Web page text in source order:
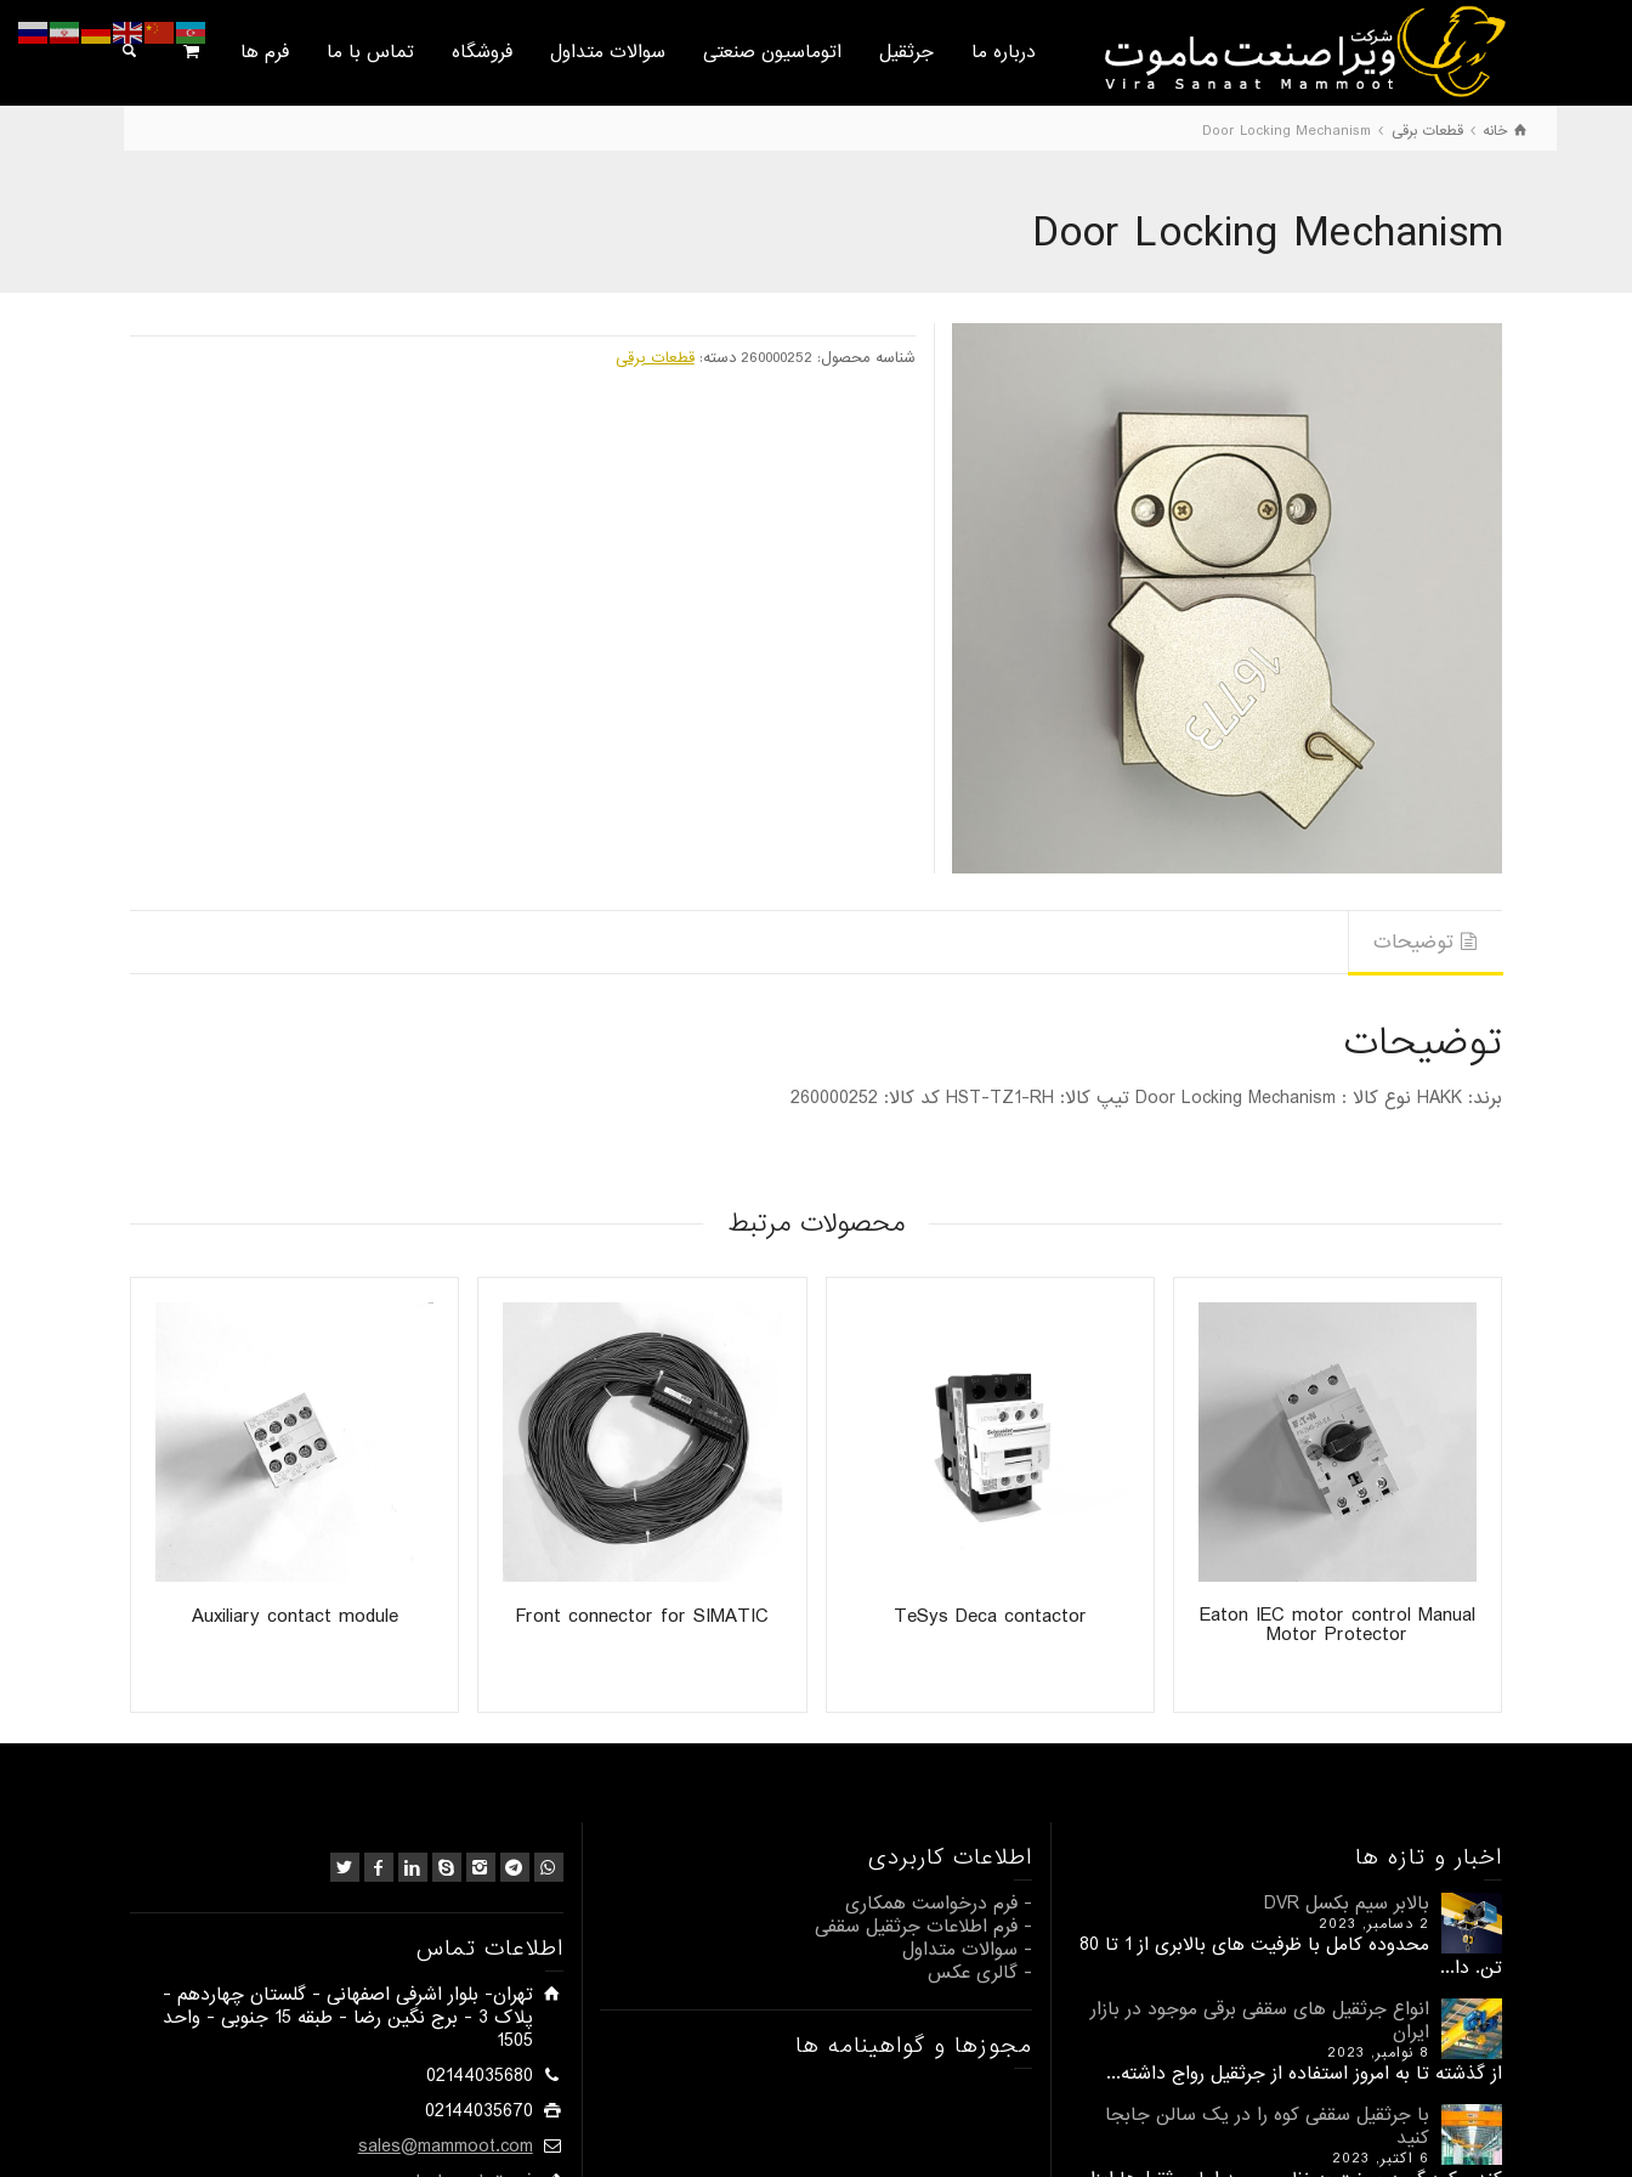
درباره ما جرثقیل اتوماسیون صنعتی سوالات متداول فروشگاه تماس با ما فرم ها
خانه قطعات برقی Door Locking Mechanism
Door Locking Mechanism
شناسه محصول: 260000252 دسته:قطعات برقی
توضیحات
توضیحات
برند: HAKK نوع کالا : Door Locking Mechanism تیپ کالا: HST-TZ1-RH کد کالا: 260000252
محصولات مرتبط
Eaton IEC motor control Manual
Motor Protector
TeSys Deca contactor
Front connector for SIMATIC
Auxiliary contact module
اخبار و تازه ها
بالابر سیم بکسل DVR
2 دسامبر, 2023
محدوده کامل با ظرفیت های بالابری از 1 تا 80
تن. دا...
انواع جرثقیل های سقفی برقی موجود در بازار
ایران
8 نوامبر, 2023
از گذشته تا به امروز استفاده از جرثقیل رواج داشته...
با جرثقیل سقفی کوه را در یک سالن جابجا
کنید
6 اکتبر, 2023
اطلاعات کاربردی
- فرم درخواست همکاری
- فرم اطلاعات جرثقیل سقفی
- سوالات متداول
- گالری عکس
مجوزها و گواهینامه ها
اطلاعات تماس
​تهران- بلوار اشرفی اصفهانی - گلستان چهاردهم -
پلاک 3 - برج نگین رضا - طبقه 15 جنوبی - واحد
1505​
02144035680
02144035670
sales@mammoot.com